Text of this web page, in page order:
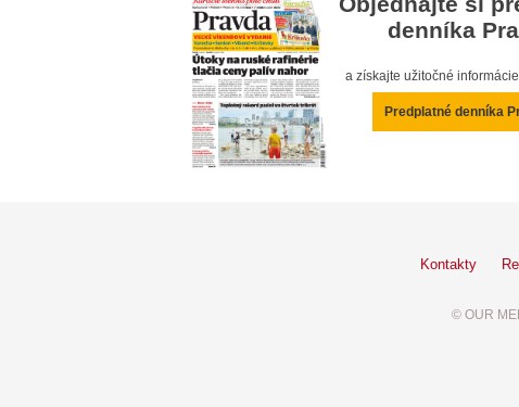
denníka
a získajte užitočné
Predplatné denníka
Kontakty
© OUR